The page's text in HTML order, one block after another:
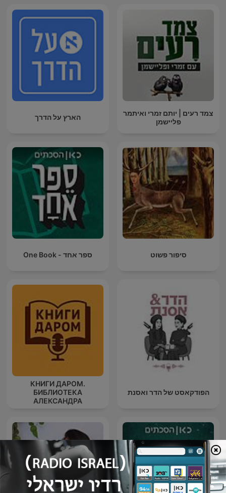
צמד רעים | יותם זמרי ואיתמר
פליישמן
הארץ על הדרך
סיפור פשוט ספר אחד - One Book
הפודקאסט של הדר ואסנת
КНИГИ ДАРОМ.
БИБЛИОТЕКА
АЛЕКСАНДРА